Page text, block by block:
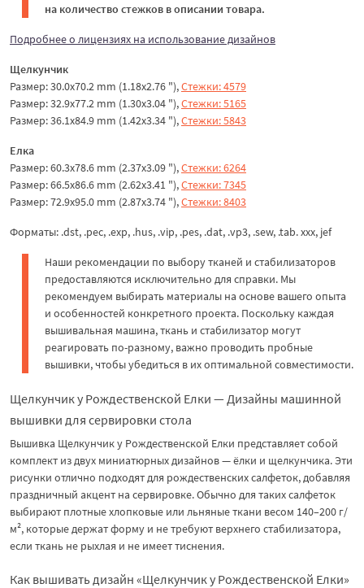
на количество стежков в описании товара.
Подробнее о лицензиях на использование дизайнов
Щелкунчик
Размер: 30.0x70.2 mm (1.18x2.76 "),Стежки: 4579
Размер: 32.9x77.2 mm (1.30x3.04 "),Стежки: 5165
Размер: 36.1x84.9 mm (1.42x3.34 "),Стежки: 5843
Елка
Размер: 60.3x78.6 mm (2.37x3.09 "),Стежки: 6264
Размер: 66.5x86.6 mm (2.62x3.41 "),Стежки: 7345
Размер: 72.9x95.0 mm (2.87x3.74 "),Стежки: 8403
Форматы: .dst, .pec, .exp, .hus, .vip, .pes, .dat, .vp3, .sew, .tab. xxx, jef
Наши рекомендации по выбору тканей и стабилизаторов
предоставляются исключительно для справки. Мы
рекомендуем выбирать материалы на основе вашего опыта
и особенностей конкретного проекта. Поскольку каждая
вышивальная машина, ткань и стабилизатор могут
реагировать по-разному, важно проводить пробные
вышивки, чтобы убедиться в их оптимальной совместимости.
Щелкунчик у Рождественской Елки — Дизайны машинной
вышивки для сервировки стола
Вышивка Щелкунчик у Рождественской Елки представляет собой
комплект из двух миниатюрных дизайнов — ёлки и щелкунчика. Эти
рисунки отлично подходят для рождественских салфеток, добавляя
праздничный акцент на сервировке. Обычно для таких салфеток
выбирают плотные хлопковые или льняные ткани весом 140–200 г/
м², которые держат форму и не требуют верхнего стабилизатора,
если ткань не рыхлая и не имеет тиснения.
Как вышивать дизайн «Щелкунчик у Рождественской Елки»